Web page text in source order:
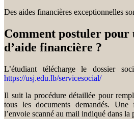
Des aides financières exceptionnelles
Comment postuler pour
d’aide financière ?
L’étudiant télécharge le dossier
https://usj.edu.lb/servicesocial/
Il suit la procédure détaillée pour
tous les documents demandés.
l’envoie scanné au mail indiqué dans la